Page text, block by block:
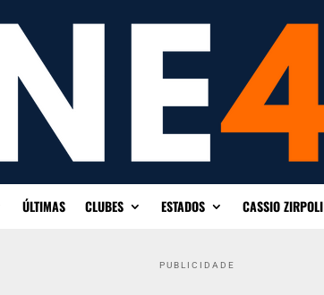
ÚLTIMAS CLUBES ESTADOS CASSIO ZIRPOLI
PUBLICIDADE